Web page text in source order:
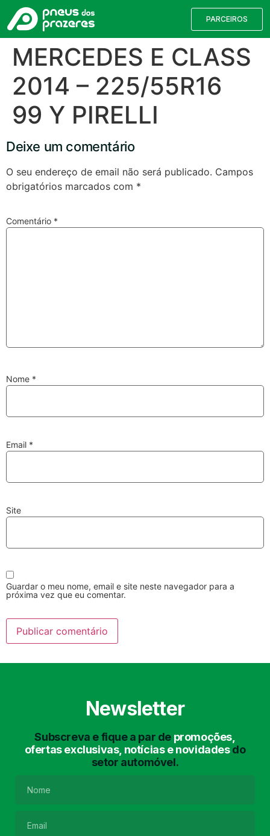
PARCEIROS
MERCEDES E CLASS
2014 – 225/55R16
99 Y PIRELLI
Deixe um comentário
O seu endereço de email não será publicado. Campos
obrigatórios marcados com *
Comentário *
Nome *
Email *
Site
Guardar o meu nome, email e site neste navegador para a
próxima vez que eu comentar.
Newsletter
Subscreva e fique a par de promoções,
ofertas exclusivas, notícias e novidadesdo
setor automóvel.
Encontre o pneu correto para a sua
Válvulas TPMS
Discos e Pastilhas
Amortecedores
Lavagem Manual
Lavagem de Chassis Matrículas